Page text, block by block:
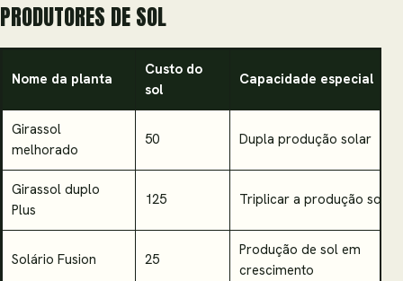
PRODUTORES DE SOL
Nome da planta
Custo do
sol
Capacidade especial
Girassol
melhorado
50 Dupla produção solar
Girassol duplo
Plus
125 Triplicar a produção solar
Solário Fusion 25
Produção de sol em
crescimento